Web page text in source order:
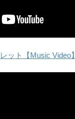
ット【Music Video】